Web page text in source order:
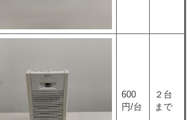
600
円/台
２台
まで